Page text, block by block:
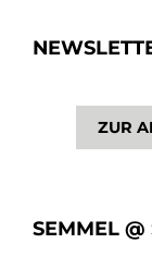
ZUR
SEMMEL